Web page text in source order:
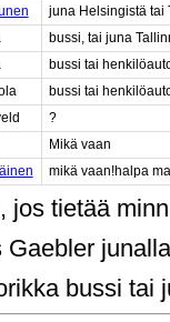
juna Helsingistä tai
bussi, tai juna
bussi tai
bussi tai
?
Mikä vaan
mikä vaan!halpa
jos tietää
Gaebler
bussi tai